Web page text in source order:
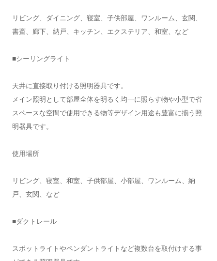
リビング、ダイニング、寝室、子供部屋、ワンルーム、玄関、
書斎、廊下、納戸、キッチン、エクステリア、和室、など
■シーリングライト
天井に直接取り付ける照明器具です。
メイン照明として部屋全体を明るく均一に照らす物や小型で省
スペースな空間で使用できる物等デザイン用途も豊富に揃う照
明器具です。
使用場所
リビング、寝室、和室、子供部屋、小部屋、ワンルーム、納
戸、玄関、など
■ダクトレール
スポットライトやペンダントライトなど複数台を取付けする事